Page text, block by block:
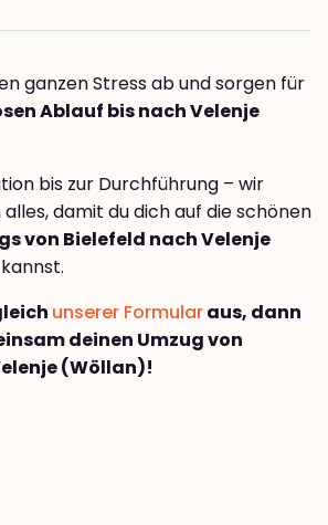
ganzen Stress ab und sorgen für
Ablauf bis nach Velenje
bis zur Durchführung – wir
damit du dich auf die schönen
von Bielefeld nach Velenje
unserer Formularaus, dann
deinen Umzug von
(Wöllan)!